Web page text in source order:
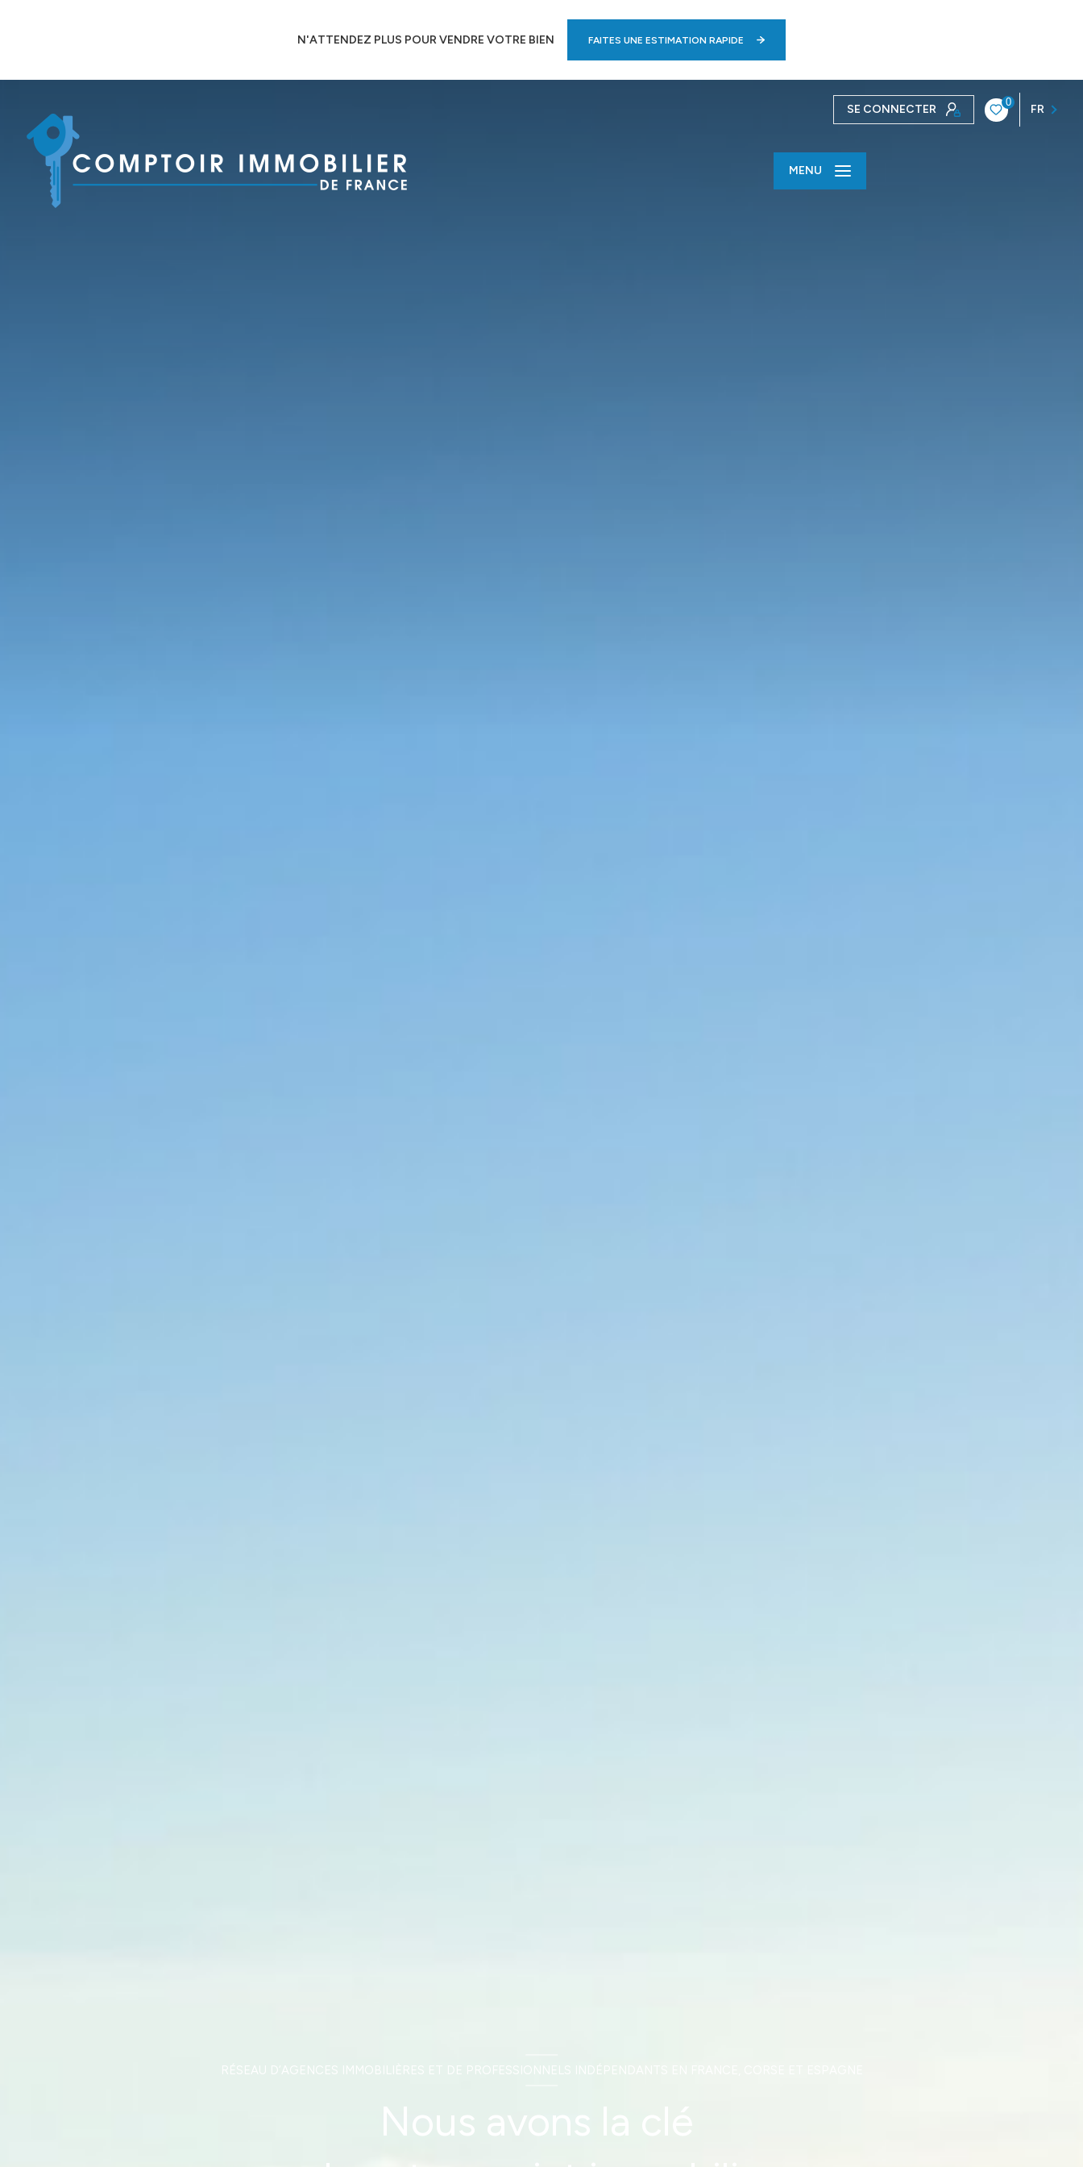
N'ATTENDEZ PLUS POUR VENDRE VOTRE BIEN FAITES UNE ESTIMATION RAPIDE
SE CONNECTER
0
FR
MENU
RÉSEAU D’AGENCES IMMOBILIÈRES ET DE PROFESSIONNELS INDÉPENDANTS EN FRANCE, CORSE ET ESPAGNE
Nous avons la clé